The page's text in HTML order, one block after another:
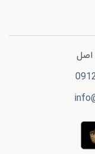
اصل